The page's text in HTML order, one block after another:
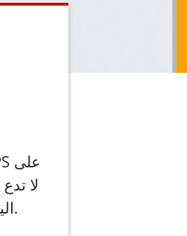
موقع الويب الخاص بك يكون واحدًا منهم. أضف SSL اليوم.